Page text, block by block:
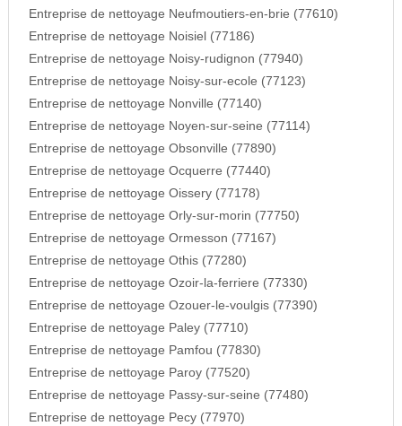
Entreprise de nettoyage Neufmoutiers-en-brie (77610)
Entreprise de nettoyage Noisiel (77186)
Entreprise de nettoyage Noisy-rudignon (77940)
Entreprise de nettoyage Noisy-sur-ecole (77123)
Entreprise de nettoyage Nonville (77140)
Entreprise de nettoyage Noyen-sur-seine (77114)
Entreprise de nettoyage Obsonville (77890)
Entreprise de nettoyage Ocquerre (77440)
Entreprise de nettoyage Oissery (77178)
Entreprise de nettoyage Orly-sur-morin (77750)
Entreprise de nettoyage Ormesson (77167)
Entreprise de nettoyage Othis (77280)
Entreprise de nettoyage Ozoir-la-ferriere (77330)
Entreprise de nettoyage Ozouer-le-voulgis (77390)
Entreprise de nettoyage Paley (77710)
Entreprise de nettoyage Pamfou (77830)
Entreprise de nettoyage Paroy (77520)
Entreprise de nettoyage Passy-sur-seine (77480)
Entreprise de nettoyage Pecy (77970)